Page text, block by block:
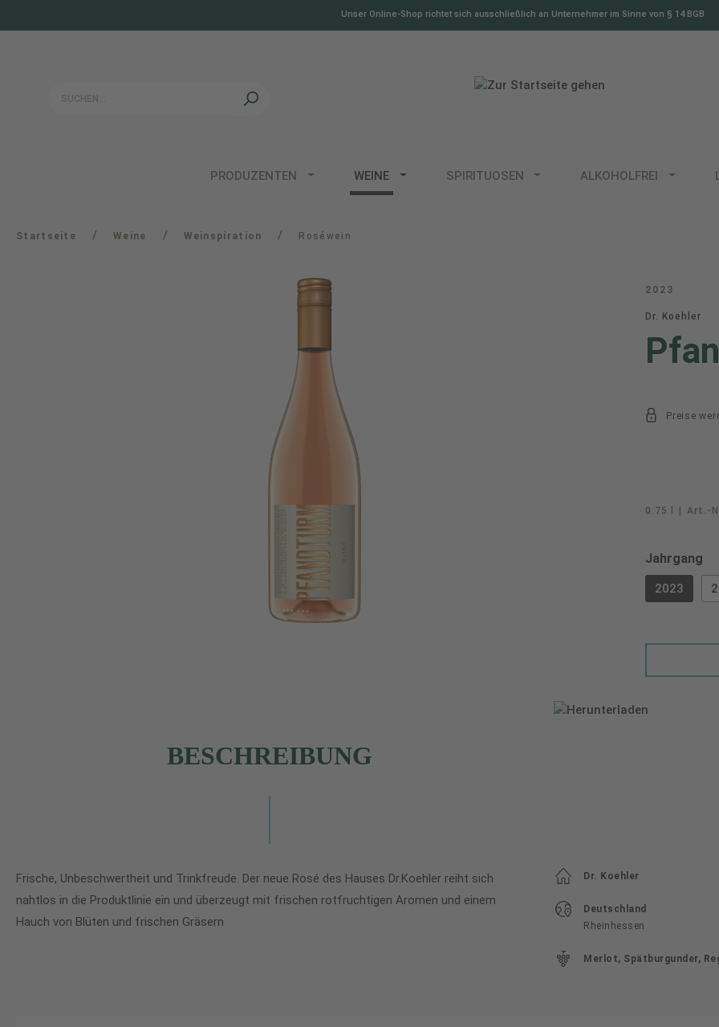
Unser Online-Shop richtet sich ausschließlich an Unternehmer im Sinne von § 14 BGB
PRODUZENTEN WEINE SPIRITUOSEN ALKOHOLFREI
Startseite / Weine / Weinspiration / Roséwein
2023
Dr. Koehler
Preise
0.75 l Art.-
Jahrgang
2023
BESCHREIBUNG
Frische, Unbeschwertheit und Trinkfreude. Der neue Rosé des Hauses Dr.Koehler reiht sich
nahtlos in die Produktlinie ein und überzeugt mit frischen rotfruchtigen Aromen und einem
Hauch von Blüten und frischen Gräsern
Dr. Koehler
Deutschland
Rheinhessen
Merlot, Spätburgunder,